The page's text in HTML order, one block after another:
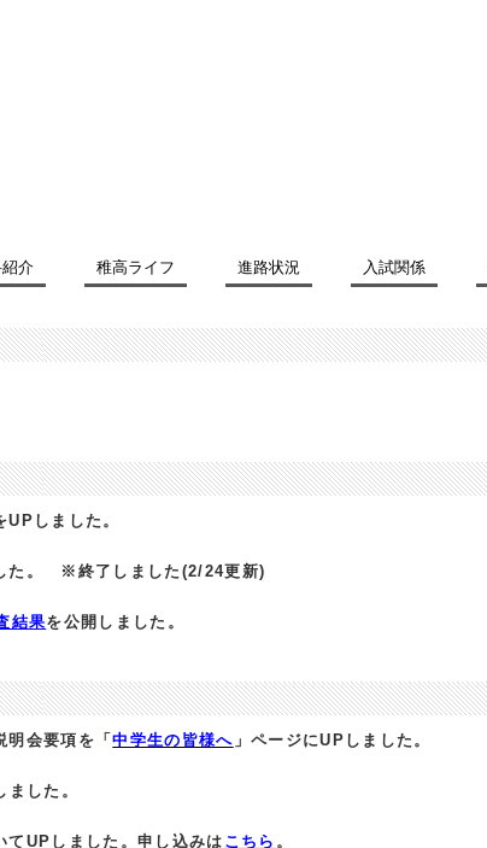
UPしました。
た。 ※終了しました(2/24更新)
結果を公開しました。
明会要項を「中学生の皆様へ 」ページにUPしました。
ました。
てUPしました。申し込みは こちら 。
介 稚高ライフ 進路状況 入試関係